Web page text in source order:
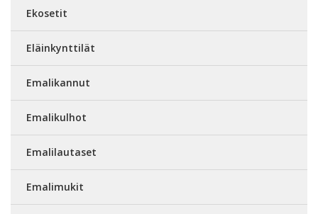
Ekosetit
Eläinkynttilät
Emalikannut
Emalikulhot
Emalilautaset
Emalimukit